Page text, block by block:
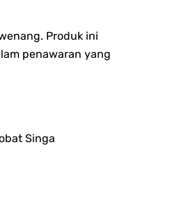
Produk ini
penawaran yang
Singa